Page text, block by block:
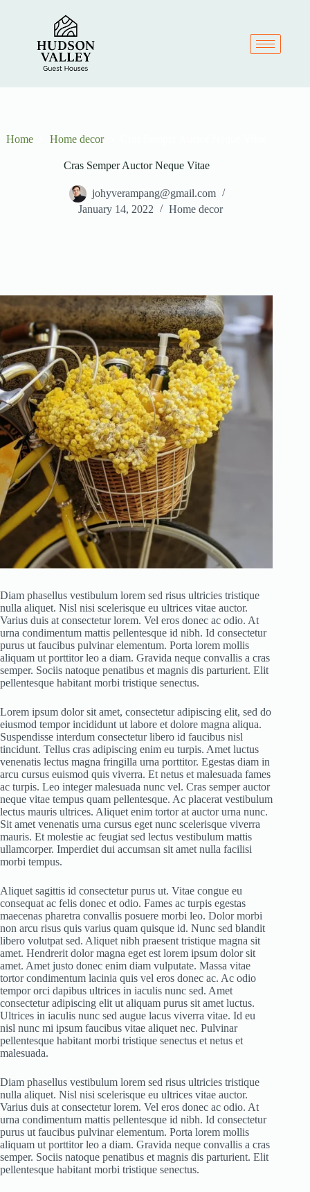
Home Home decor
Cras Semper Auctor Neque Vitae
johyverampang@gmail.com
January 14, 2022
Home decor
Diam phasellus vestibulum lorem sed risus ultricies tristique
nulla aliquet. Nisl nisi scelerisque eu ultrices vitae auctor.
Varius duis at consectetur lorem. Vel eros donec ac odio. At
urna condimentum mattis pellentesque id nibh. Id consectetur
purus ut faucibus pulvinar elementum. Porta lorem mollis
aliquam ut porttitor leo a diam. Gravida neque convallis a cras
semper. Sociis natoque penatibus et magnis dis parturient. Elit
pellentesque habitant morbi tristique senectus.
Lorem ipsum dolor sit amet, consectetur adipiscing elit, sed do
eiusmod tempor incididunt ut labore et dolore magna aliqua.
Suspendisse interdum consectetur libero id faucibus nisl
tincidunt. Tellus cras adipiscing enim eu turpis. Amet luctus
venenatis lectus magna fringilla urna porttitor. Egestas diam in
arcu cursus euismod quis viverra. Et netus et malesuada fames
ac turpis. Leo integer malesuada nunc vel. Cras semper auctor
neque vitae tempus quam pellentesque. Ac placerat vestibulum
lectus mauris ultrices. Aliquet enim tortor at auctor urna nunc.
Sit amet venenatis urna cursus eget nunc scelerisque viverra
mauris. Et molestie ac feugiat sed lectus vestibulum mattis
ullamcorper. Imperdiet dui accumsan sit amet nulla facilisi
morbi tempus.
Aliquet sagittis id consectetur purus ut. Vitae congue eu
consequat ac felis donec et odio. Fames ac turpis egestas
maecenas pharetra convallis posuere morbi leo. Dolor morbi
non arcu risus quis varius quam quisque id. Nunc sed blandit
libero volutpat sed. Aliquet nibh praesent tristique magna sit
amet. Hendrerit dolor magna eget est lorem ipsum dolor sit
amet. Amet justo donec enim diam vulputate. Massa vitae
tortor condimentum lacinia quis vel eros donec ac. Ac odio
tempor orci dapibus ultrices in iaculis nunc sed. Amet
consectetur adipiscing elit ut aliquam purus sit amet luctus.
Ultrices in iaculis nunc sed augue lacus viverra vitae. Id eu
nisl nunc mi ipsum faucibus vitae aliquet nec. Pulvinar
pellentesque habitant morbi tristique senectus et netus et
malesuada.
Diam phasellus vestibulum lorem sed risus ultricies tristique
nulla aliquet. Nisl nisi scelerisque eu ultrices vitae auctor.
Varius duis at consectetur lorem. Vel eros donec ac odio. At
urna condimentum mattis pellentesque id nibh. Id consectetur
purus ut faucibus pulvinar elementum. Porta lorem mollis
aliquam ut porttitor leo a diam. Gravida neque convallis a cras
semper. Sociis natoque penatibus et magnis dis parturient. Elit
pellentesque habitant morbi tristique senectus.